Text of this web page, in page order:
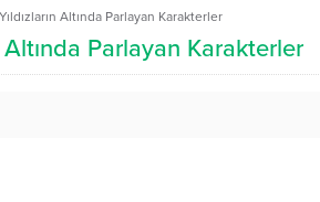
Altında Parlayan Karakterler
Altında Parlayan Karakterler